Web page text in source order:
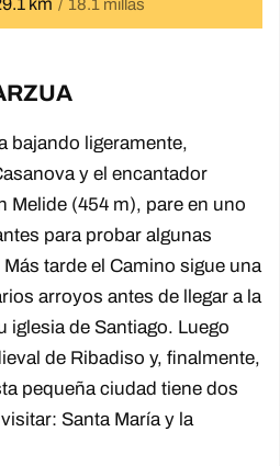
18.1 millas
bajando ligeramente,
y el encantador
Melide (454 m), pare en uno
para probar algunas
tarde el Camino sigue una
arroyos antes de llegar a la
iglesia de Santiago. Luego
de Ribadiso y, finalmente,
pequeña ciudad tiene dos
Santa María y la